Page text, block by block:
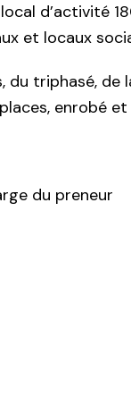
d’activité
et locaux
du triphasé, de
enrobé
du preneur